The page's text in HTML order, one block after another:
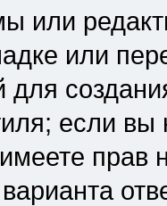
или
или
если вы
прав